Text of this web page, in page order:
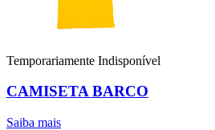
Temporariamente Indisponível
CAMISETA BARCO
Saiba mais